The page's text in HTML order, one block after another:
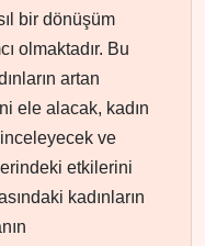
bir dönüşüm
olmaktadır. Bu
artan
ele alacak, kadın
ve
etkilerini
kadınların